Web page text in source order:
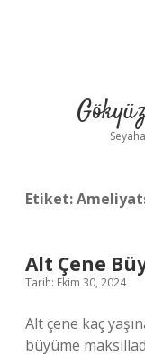
Etiket:
Alt Çene
Tarih: Ekim 30, 2024
Alt çene kaç
büyüme